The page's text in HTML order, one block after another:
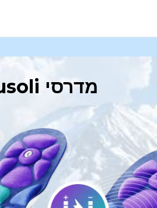
מדרסי Akusoli - אקופרסורה מגנטית לתמיכה ונוחות ממוקדת